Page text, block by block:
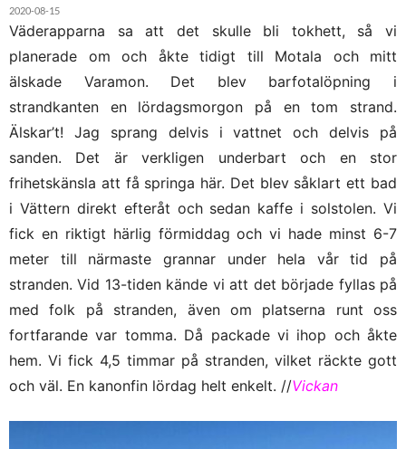
2020-08-15
Väderapparna sa att det skulle bli tokhett, så vi
planerade om och åkte tidigt till Motala och mitt
älskade Varamon. Det blev barfotalöpning i
strandkanten en lördagsmorgon på en tom strand.
Älskar’t! Jag sprang delvis i vattnet och delvis på
sanden. Det är verkligen underbart och en stor
frihetskänsla att få springa här. Det blev såklart ett bad
i Vättern direkt efteråt och sedan kaffe i solstolen. Vi
fick en riktigt härlig förmiddag och vi hade minst 6-7
meter till närmaste grannar under hela vår tid på
stranden. Vid 13-tiden kände vi att det började fyllas på
med folk på stranden, även om platserna runt oss
fortfarande var tomma. Då packade vi ihop och åkte
hem. Vi fick 4,5 timmar på stranden, vilket räckte gott
och väl. En kanonfin lördag helt enkelt. //Vickan